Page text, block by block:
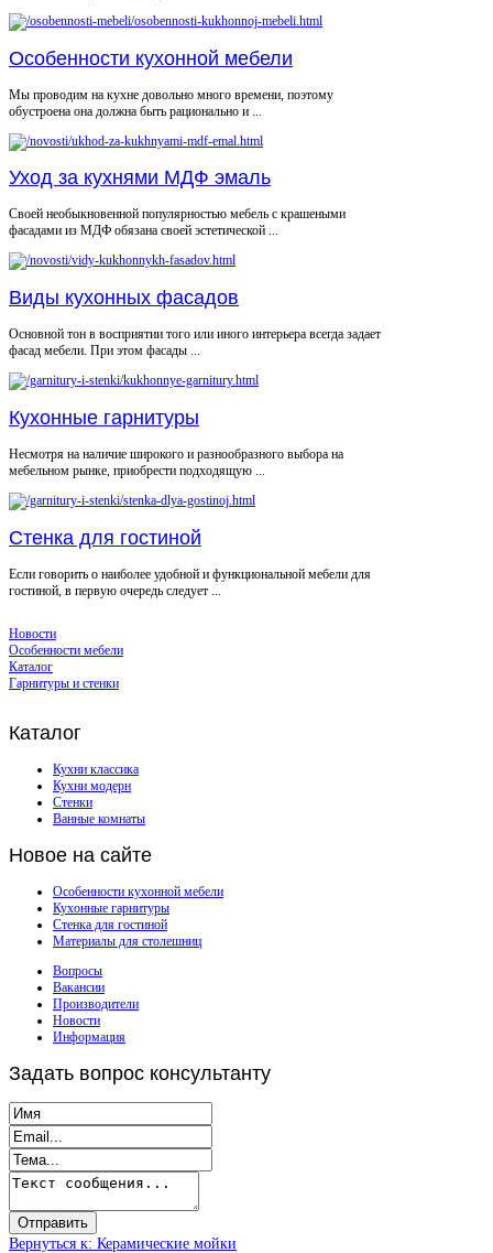
Особенности кухонной мебели
Мы проводим на кухне довольно много времени, поэтому
обустроена она должна быть рационально и ...
Уход за кухнями МДФ эмаль
Своей необыкновенной популярностью мебель с крашеными
фасадами из МДФ обязана своей эстетической ...
Виды кухонных фасадов
Основной тон в восприятии того или иного интерьера всегда задает
фасад мебели. При этом фасады ...
Кухонные гарнитуры
Несмотря на наличие широкого и разнообразного выбора на
мебельном рынке, приобрести подходящую ...
Стенка для гостиной
Если говорить о наиболее удобной и функциональной мебели для
гостиной, в первую очередь следует ...
Новости
Особенности мебели
Каталог
Гарнитуры и стенки
Каталог
Кухни классика
Кухни модерн
Стенки
Ванные комнаты
Новое на сайте
Особенности кухонной мебели
Кухонные гарнитуры
Стенка для гостиной
Материалы для столешниц
Вопросы
Вакансии
Производители
Новости
Информация
Задать вопрос консультанту
Вернуться к: Керамические мойки